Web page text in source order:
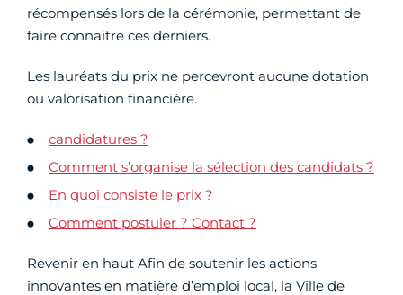
récompensés lors de la cérémonie, permettant de
faire connaitre ces derniers.
Les lauréats du prix ne percevront aucune dotation
ou valorisation financière.
candidatures ?
Comment s’organise la sélection des candidats ?
En quoi consiste le prix ?
Comment postuler ? Contact ?
Revenir en haut Afin de soutenir les actions
innovantes en matière d’emploi local, la Ville de